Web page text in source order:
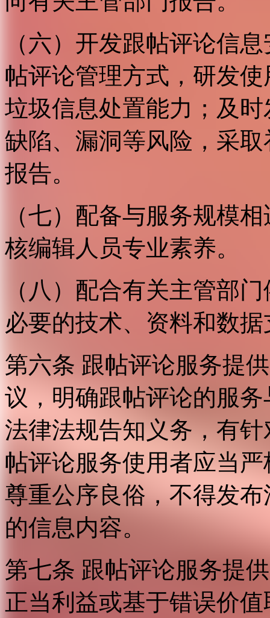
（六）开发跟帖评论信
帖评论管理方式，研发
垃圾信息处置能力；及
缺陷、漏洞等风险，采
报告。
（七）配备与服务规模
核编辑人员专业素养。
（八）配合有关主管部
必要的技术、资料和数
第六条 跟帖评论服务提
议，明确跟帖评论的服
法律法规告知义务，有
帖评论服务使用者应当
尊重公序良俗，不得发
的信息内容。
第七条 跟帖评论服务提
正当利益或基于错误价